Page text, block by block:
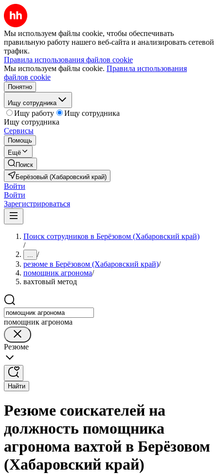
Мы используем файлы cookie, чтобы обеспечивать
правильную работу нашего веб-сайта и анализировать сетевой
трафик.
Правила использования файлов cookie
Мы используем файлы cookie. Правила использования
файлов cookie
Понятно
Ищу сотрудника
Ищу работу
Ищу сотрудника
Ищу сотрудника
Сервисы
Помощь
Ещё
Поиск
Берёзовый (Хабаровский край)
Войти
Войти
Зарегистрироваться
Поиск сотрудников в Берёзовом (Хабаровский край)
/
... /
резюме в Берёзовом (Хабаровский край)/
помощник агронома/
вахтовый метод
помощник агронома
Резюме
Найти
Резюме соискателей на
должность помощника
агронома вахтой в Берёзовом
(Хабаровский край)